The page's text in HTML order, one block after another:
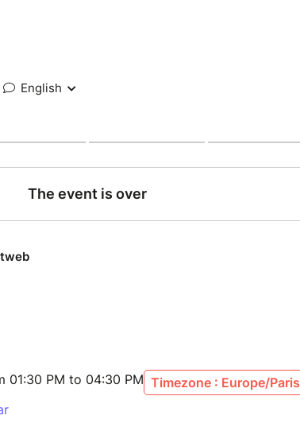
01:30 PM to 04:30 PM Timezone : Europe/Paris